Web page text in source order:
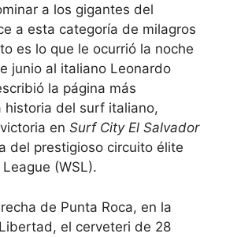
a los gigantes del
a esta categoría de milagros
es lo que le ocurrió la noche
junio al italiano Leonardo
la página más
historia del surf italiano,
en Surf City El Salvador
del prestigioso circuito élite
(WSL).
de Punta Roca, en la
el cerveteri de 28